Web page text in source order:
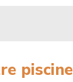
piscine